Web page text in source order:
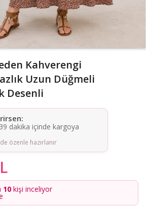
Kahverengi
Uzun Düğmeli
Desenli
dakika içinde kargoya
özenle hazırlanır
10 kişi inceliyor